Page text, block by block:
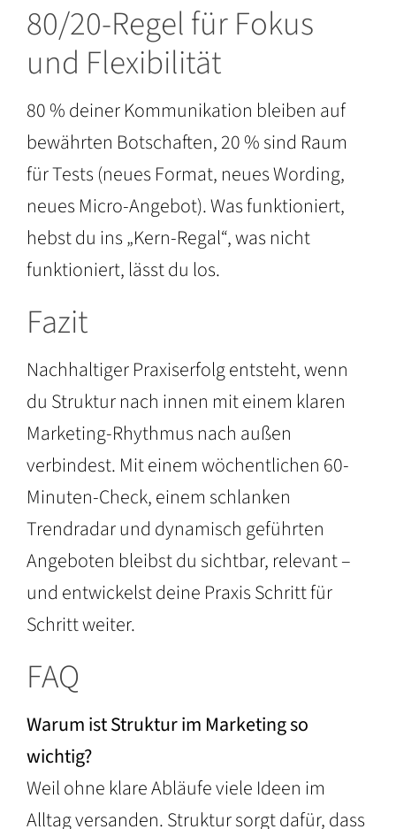
80/20-Regel für Fokus
und Flexibilität
80 % deiner Kommunikation bleiben auf
bewährten Botschaften, 20 % sind Raum
für Tests (neues Format, neues Wording,
neues Micro-Angebot). Was funktioniert,
hebst du ins „Kern-Regal“, was nicht
funktioniert, lässt du los.
Fazit
Nachhaltiger Praxiserfolg entsteht, wenn
du Struktur nach innen mit einem klaren
Marketing-Rhythmus nach außen
verbindest. Mit einem wöchentlichen 60-
Minuten-Check, einem schlanken
Trendradar und dynamisch geführten
Angeboten bleibst du sichtbar, relevant –
und entwickelst deine Praxis Schritt für
Schritt weiter.
FAQ
Warum ist Struktur im Marketing so
wichtig?
Weil ohne klare Abläufe viele Ideen im
Alltag versanden. Struktur sorgt dafür, dass